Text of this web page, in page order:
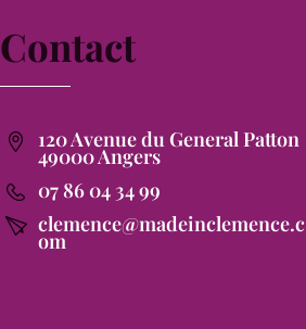
Contact
120 Avenue du General Patton
49000 Angers
07 86 04 34 99
clemence@madeinclemence.c
om